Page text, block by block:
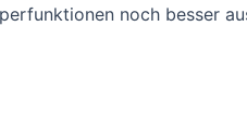
noch besser